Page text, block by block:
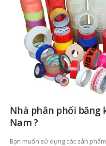
Nhà phân phối băng
Nam ?
Bạn muốn sử dụng các sản